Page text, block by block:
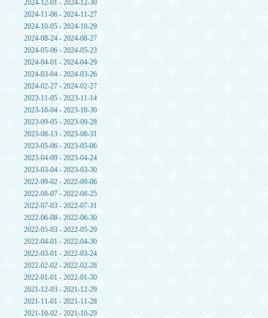
2024-12-01 - 2024-12-30
2024-11-06 - 2024-11-27
2024-10-05 - 2024-10-29
2024-08-24 - 2024-08-27
2024-05-06 - 2024-05-23
2024-04-01 - 2024-04-29
2024-03-04 - 2024-03-26
2024-02-27 - 2024-02-27
2023-11-05 - 2023-11-14
2023-10-04 - 2023-10-30
2023-09-05 - 2023-09-28
2023-08-13 - 2023-08-31
2023-05-06 - 2023-05-06
2023-04-09 - 2023-04-24
2023-03-04 - 2023-03-30
2022-09-02 - 2022-09-06
2022-08-07 - 2022-08-25
2022-07-03 - 2022-07-31
2022-06-08 - 2022-06-30
2022-05-03 - 2022-05-29
2022-04-01 - 2022-04-30
2022-03-01 - 2022-03-24
2022-02-02 - 2022-02-28
2022-01-01 - 2022-01-30
2021-12-03 - 2021-12-29
2021-11-01 - 2021-11-28
2021-10-02 - 2021-10-29